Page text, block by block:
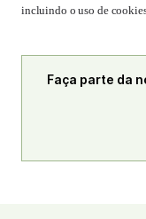
incluindo o uso de
Faça parte da